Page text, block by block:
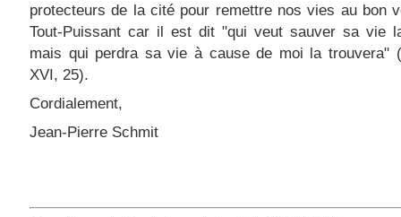
protecteurs de la cité pour remettre nos vies au bon
Tout-Puissant car il est dit "qui veut sauver sa vie
mais qui perdra sa vie à cause de moi la trouvera"
XVI, 25).
Cordialement,
Jean-Pierre Schmit